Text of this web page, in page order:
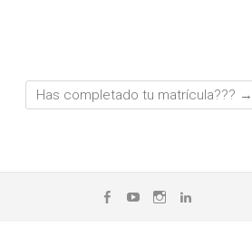
Has completado tu matrícula??? →
FacebookYouTubeInstagram